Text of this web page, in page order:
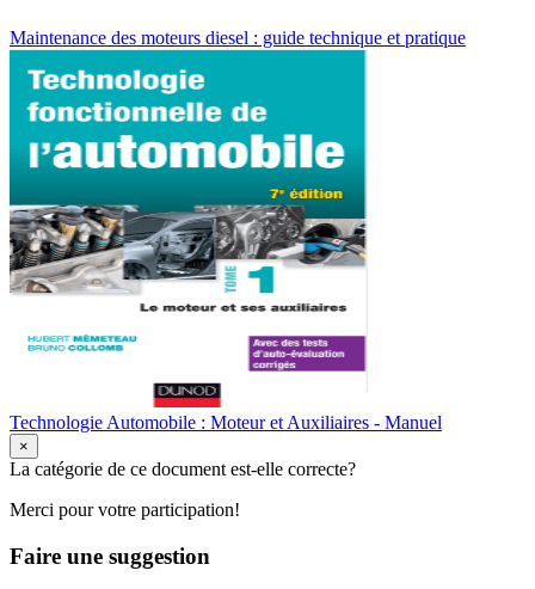
Maintenance des moteurs diesel : guide technique et pratique
Technologie Automobile : Moteur et Auxiliaires - Manuel
×
La catégorie de ce document est-elle correcte?
Merci pour votre participation!
Faire une suggestion